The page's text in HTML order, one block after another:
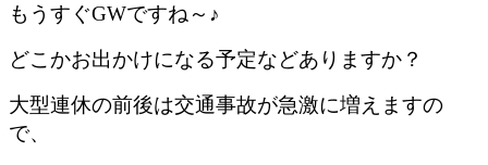
もうすぐGWですね～♪
どこかお出かけになる予定などありますか？
大型連休の前後は交通事故が急激に増えますの
で、